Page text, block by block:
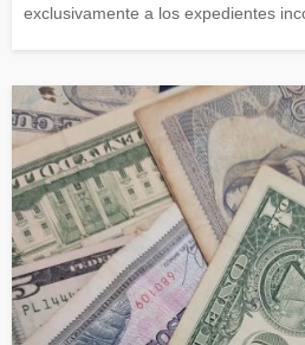
exclusivamente a los expedientes